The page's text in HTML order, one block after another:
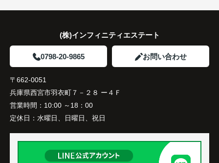
住み替え後は家族それぞれの通勤・通学時間が短く
家族全員にとって、将来を見据えた良い選択だった
(株)インフィニティエステート
0798-20-9865 お問い合わせ
〒662-0051
兵庫県西宮市羽衣町７－２８ ー４Ｆ
営業時間： 10:00 ～18：00
定休日： 水曜日、日曜日、祝日